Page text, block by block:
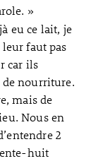
»
eu ce lait, je
leur faut pas
car ils
nourriture.
mais de
Nous en
2
huit